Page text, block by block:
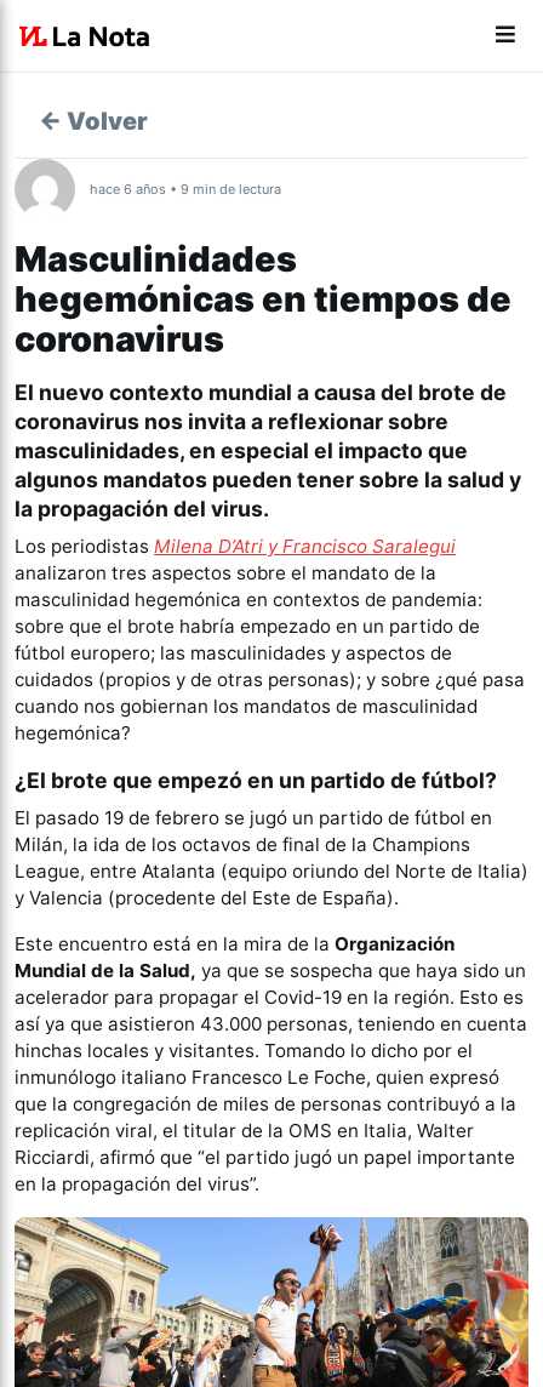
← Volver
hace 6 años • 9 min de lectura
Masculinidades
hegemónicas en tiempos de
coronavirus
El nuevo contexto mundial a causa del brote de
coronavirus nos invita a reflexionar sobre
masculinidades, en especial el impacto que
algunos mandatos pueden tener sobre la salud y
la propagación del virus.
Los periodistas Milena D’Atri y Francisco Saralegui
analizaron tres aspectos sobre el mandato de la
masculinidad hegemónica en contextos de pandemia:
sobre que el brote habría empezado en un partido de
fútbol europero; las masculinidades y aspectos de
cuidados (propios y de otras personas); y sobre ¿qué pasa
cuando nos gobiernan los mandatos de masculinidad
hegemónica?
¿El brote que empezó en un partido de fútbol?
El pasado 19 de febrero se jugó un partido de fútbol en
Milán, la ida de los octavos de final de la Champions
League, entre Atalanta (equipo oriundo del Norte de Italia)
y Valencia (procedente del Este de España).
Este encuentro está en la mira de la Organización
Mundial de la Salud, ya que se sospecha que haya sido un
acelerador para propagar el Covid-19 en la región. Esto es
así ya que asistieron 43.000 personas, teniendo en cuenta
hinchas locales y visitantes. Tomando lo dicho por el
inmunólogo italiano Francesco Le Foche, quien expresó
que la congregación de miles de personas contribuyó a la
replicación viral, el titular de la OMS en Italia, Walter
Ricciardi, afirmó que “el partido jugó un papel importante
en la propagación del virus”.